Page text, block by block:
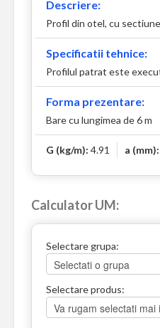
Descriere:
Profil din otel, cu
Specificatii tehnice:
Profilul patrat este
Forma prezentare:
Bare cu lungimea de 6 m
G (kg/m): 4.91 a (mm):
Calculator UM:
Selectare grupa:
Selectare produs: